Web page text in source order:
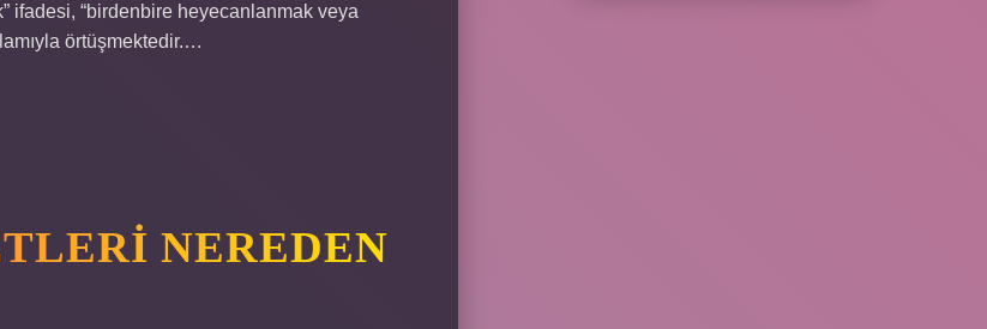
ifadesi, “birdenbire heyecanlanmak veya
örtüşmektedir.…
NEREDEN